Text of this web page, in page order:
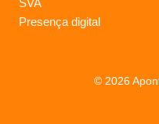
Presença digital
© 2026